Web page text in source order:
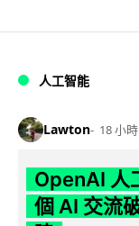
人工智能
Lawton 18 小時
OpenAI 人
個 AI 交流